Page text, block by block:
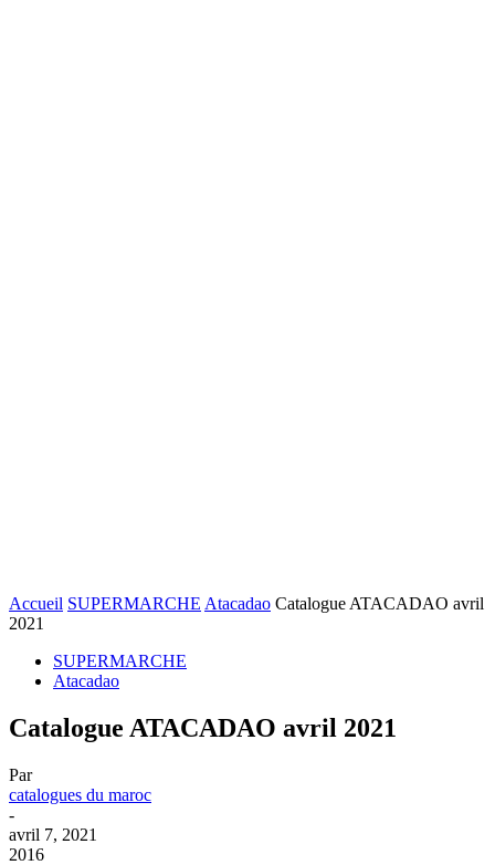
Accueil SUPERMARCHE Atacadao Catalogue ATACADAO avril
2021
SUPERMARCHE
Atacadao
Catalogue ATACADAO avril 2021
Par
catalogues du maroc
-
avril 7, 2021
2016